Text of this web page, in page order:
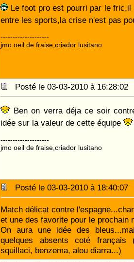
Le foot pro est pourri par le
entre les sports,la crise n'est pas
--------------------
jmo oeil de fraise,criador lusitano
Posté le 03-03-2010 à
Ben on verra déja ce soir
idée sur la valeur de cette équipe
--------------------
jmo oeil de fraise,criador lusitano
Posté le 03-03-2010 à
Match délicat contre
et une des favorite pour le prochain
On aura une idée des
quelques absents coté français
squillaci, benzema, alou diarra...)